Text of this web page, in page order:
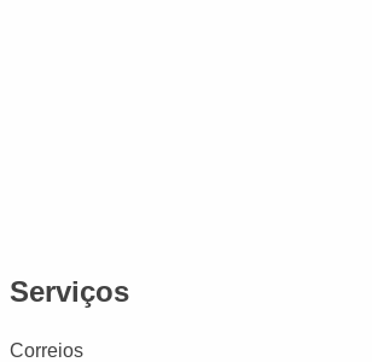
Serviços
Correios